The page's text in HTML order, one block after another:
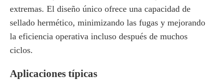
extremas. El diseño único ofrece una capacidad de
sellado hermético, minimizando las fugas y mejorando
la eficiencia operativa incluso después de muchos
ciclos.
Aplicaciones típicas